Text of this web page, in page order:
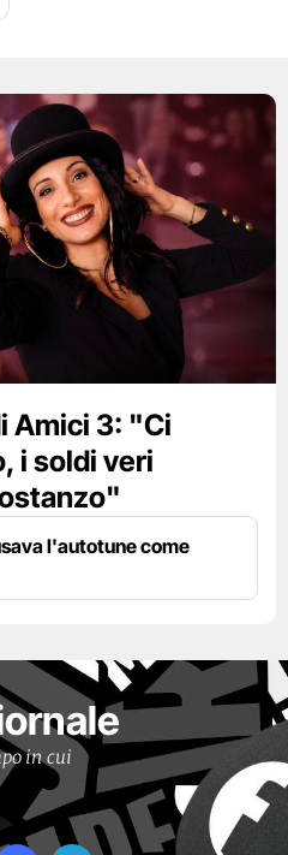
Amici 3: "Ci
i soldi veri
l'autotune come
in cui